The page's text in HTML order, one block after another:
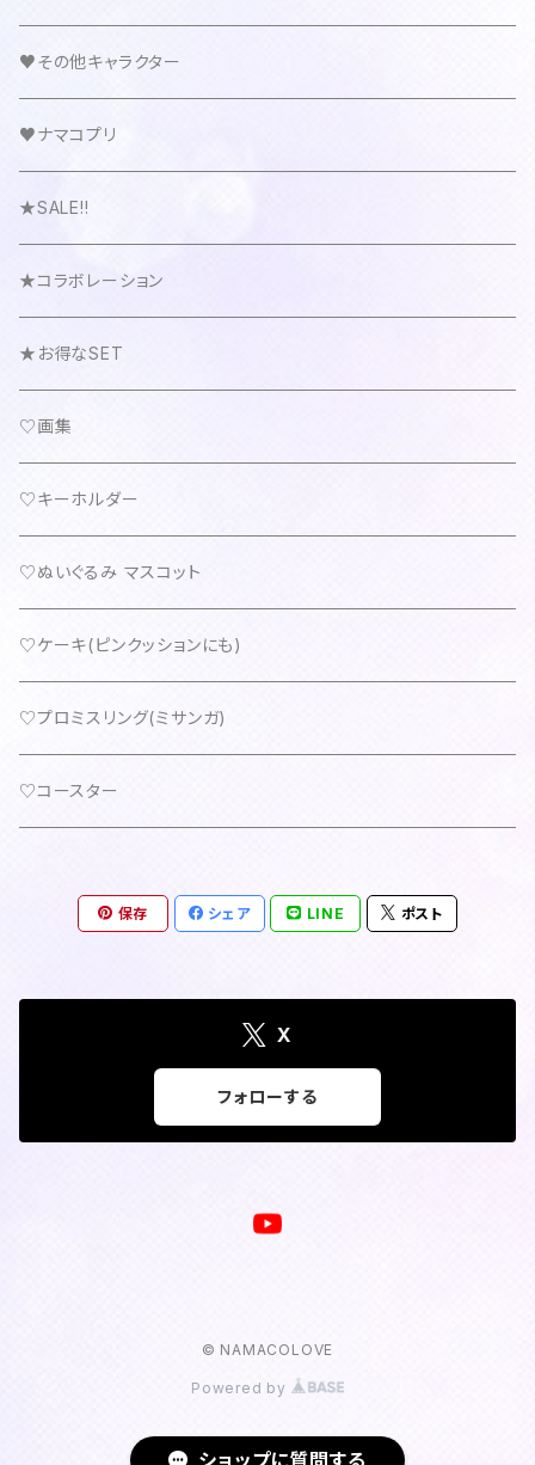
♥その他キャラクター
♥ナマコプリ
★SALE!!
★コラボレーション
★お得なSET
♡画集
♡キーホルダー
♡ぬいぐるみ マスコット
♡ケーキ(ピンクッションにも)
♡プロミスリング(ミサンガ)
♡コースター
保存 シェア LINE ポスト
X
フォローする
© NAMACOLOVE
Powered by
ショップに質問する